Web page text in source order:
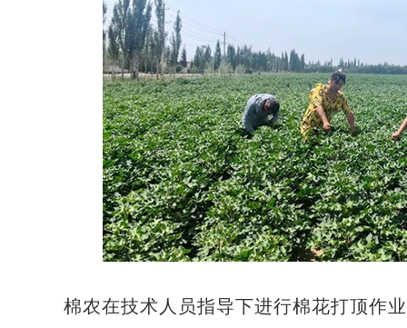
棉农在技术人员指导下进行棉花打顶作